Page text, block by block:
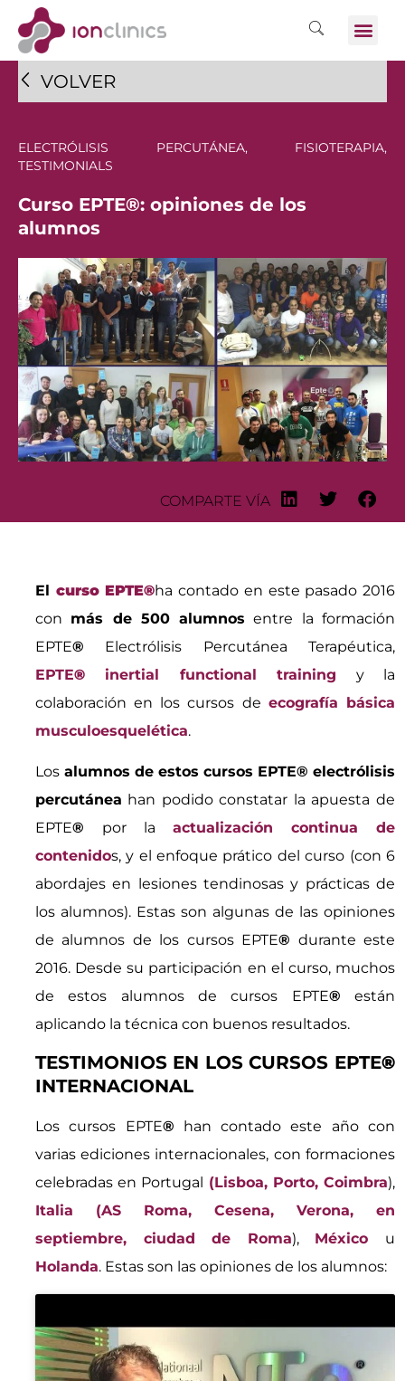
VOLVER
ELECTRÓLISIS PERCUTÁNEA, FISIOTERAPIA,
TESTIMONIALS
Curso EPTE®: opiniones de los
alumnos
COMPARTE VÍA
El curso EPTE®ha contado en este pasado 2016
con más de 500 alumnos entre la formación
EPTE® Electrólisis Percutánea Terapéutica,
EPTE®inertial functional training y la
colaboración en los cursos de ecografía básica
musculoesquelética.
Losalumnos de estos cursos EPTE® electrólisis
percutánea han podido constatar la apuesta de
EPTE® por la actualización continua de
contenidos, y el enfoque prático del curso (con 6
abordajes en lesiones tendinosas y prácticas de
los alumnos). Estas son algunas de las opiniones
de alumnos de los cursos EPTE® durante este
2016. Desde su participación en el curso, muchos
de estos alumnos de cursos EPTE® están
aplicando la técnica con buenos resultados.
TESTIMONIOS EN LOS CURSOS EPTE®
INTERNACIONAL
Los cursos EPTE® han contado este año con
varias ediciones internacionales, con formaciones
celebradas en Portugal (Lisboa, Porto, Coimbra),
Italia (AS Roma, Cesena, Verona, en
septiembre, ciudad de Roma), México u
Holanda. Estas son las opiniones de los alumnos: